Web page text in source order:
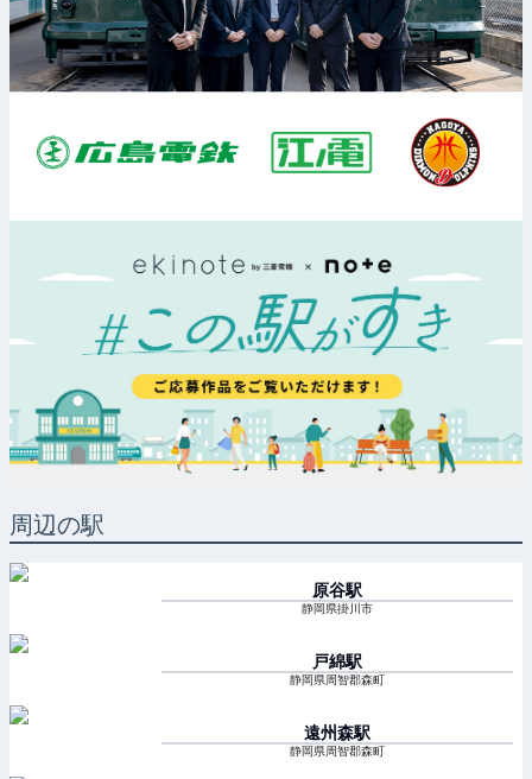
周辺の駅
原谷駅
静岡県掛川市
戸綿駅
静岡県周智郡森町
遠州森駅
静岡県周智郡森町